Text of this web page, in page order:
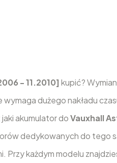
- 11.2010] kupić?
wymaga dużego nakładu
akumulator doVauxhall
dedykowanych do tego
Przy każdym modelu